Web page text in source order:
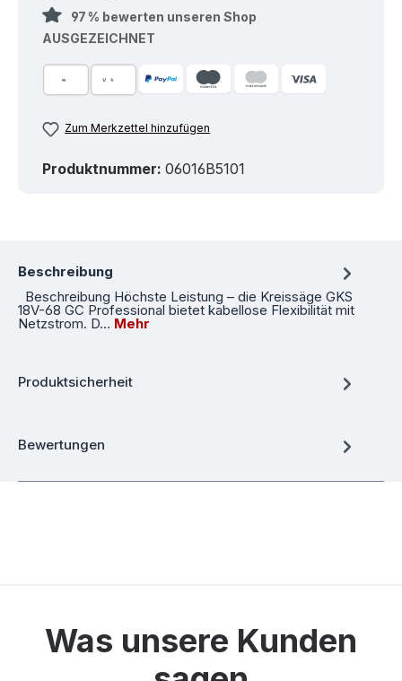
97 % bewerten unseren Shop
AUSGEZEICHNET
Zum Merkzettel hinzufügen
Produktnummer: 06016B5101
Beschreibung
Beschreibung Höchste Leistung – die Kreissäge GKS
18V-68 GC Professional bietet kabellose Flexibilität mit
Netzstrom. D… Mehr
Produktsicherheit
Bewertungen
Was unsere Kunden